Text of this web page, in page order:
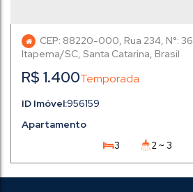
Apartamento
R$ 1.400
956159
CEP: 88220-000, Rua 234, N°: 36
Itapema
, Santa Catarina, Brasil
3 2 ~ 3